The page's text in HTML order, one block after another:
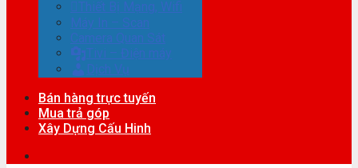
Bán hàng trực tuyến
Mua trả góp
Xây Dựng Cấu Hinh